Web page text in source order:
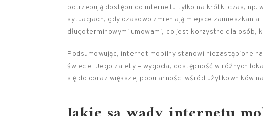
potrzebują dostępu do internetu tylko na krótki czas, np.
sytuacjach, gdy czasowo zmieniają miejsce
długoterminowymi umowami, co jest korzystne dla osób,
Podsumowując, internet mobilny stanowi niezastąpione
świecie. Jego zalety – wygoda, dostępność w różnych
się do coraz większej popularności wśród użytkowników